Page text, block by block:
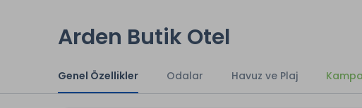
Arden Butik Otel
Genel Özellikler Odalar Havuz ve Plaj